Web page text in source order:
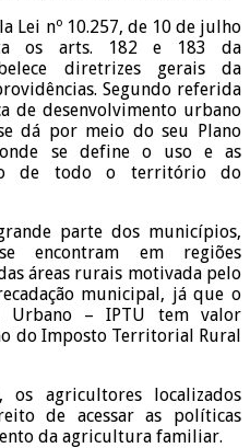
Lei nº 10.257, de 10 de julho
os arts. 182 e 183 da
diretrizes gerais da
Segundo referida
de desenvolvimento urbano
dá por meio do seu Plano
se define o uso e as
de todo o território do
parte dos municípios,
encontram em regiões
áreas rurais motivada pelo
municipal, já que o
Urbano – IPTU tem valor
do Imposto Territorial Rural
os agricultores localizados
de acessar as políticas
da agricultura familiar.